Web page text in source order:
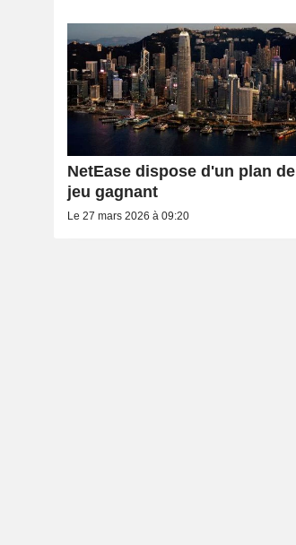
NetEase dispose d'un plan de
jeu gagnant
Le 27 mars 2026 à 09:20